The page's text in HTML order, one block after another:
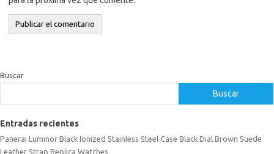
Buscar
Buscar
Entradas recientes
Panerai Luminor Black Ionized Stainless Steel Case Black Dial Brown Suede
Leather Strap Replica Watches